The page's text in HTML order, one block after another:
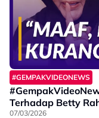
#GEMPAKVIDEONEWS
Terhadap Betty
07/03/2026